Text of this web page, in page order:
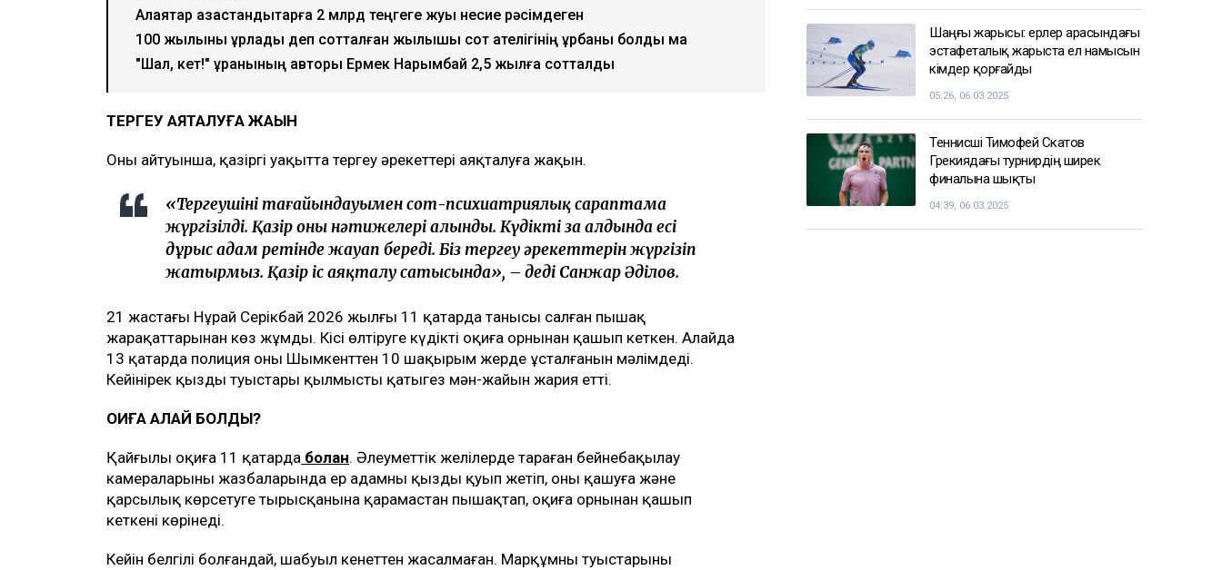
Алаяқтар қазақстандықтарға 2 млрд теңгеге жуық несие рәсімдеген
100 жылқыны ұрлады деп сотталған жылқышы сот қателігінің құрбаны болды ма
"Шал, кет!" ұранының авторы Ермек Нарымбай 2,5 жылға сотталды
ТЕРГЕУ АЯҚТАЛУҒА ЖАҚЫН
Оның айтуынша, қазіргі уақытта тергеу әрекеттері аяқталуға жақын.
«Тергеушінің тағайындауымен сот-психиатриялық сараптама
жүргізілді. Қазір оның нәтижелері алынды. Күдікті заң алдында есі
дұрыс адам ретінде жауап береді. Біз тергеу әрекеттерін жүргізіп
жатырмыз. Қазір іс аяқталу сатысында», – деді Санжар Әділов.
21 жастағы Нұрай Серікбай 2026 жылғы 11 қаңтарда танысы салған пышақ
жарақаттарынан көз жұмды. Кісі өлтіруге күдікті оқиға орнынан қашып кеткен. Алайда
13 қаңтарда полиция оның Шымкенттен 10 шақырым жерде ұсталғанын мәлімдеді.
Кейінірек қыздың туыстары қылмыстың қатыгез мән-жайын жария етті.
ОҚИҒА ҚАЛАЙ БОЛДЫ?
Қайғылы оқиға 11 қаңтарда болған. Әлеуметтік желілерде тараған бейнебақылау
камераларының жазбаларында ер адамның қызды қуып жетіп, оның қашуға және
қарсылық көрсетуге тырысқанына қарамастан пышақтап, оқиға орнынан қашып
кеткені көрінеді.
Кейін белгілі болғандай, шабуыл кенеттен жасалмаған. Марқұмның туыстарының
Шаңғы жарысы: ерлер арасындағы
эстафеталық жарыста ел намысын
кімдер қорғайды
05:26, 06.03.2025
Теннисші Тимофей Скатов
Грекиядағы турнирдің ширек
финалына шықты
04:39, 06.03.2025